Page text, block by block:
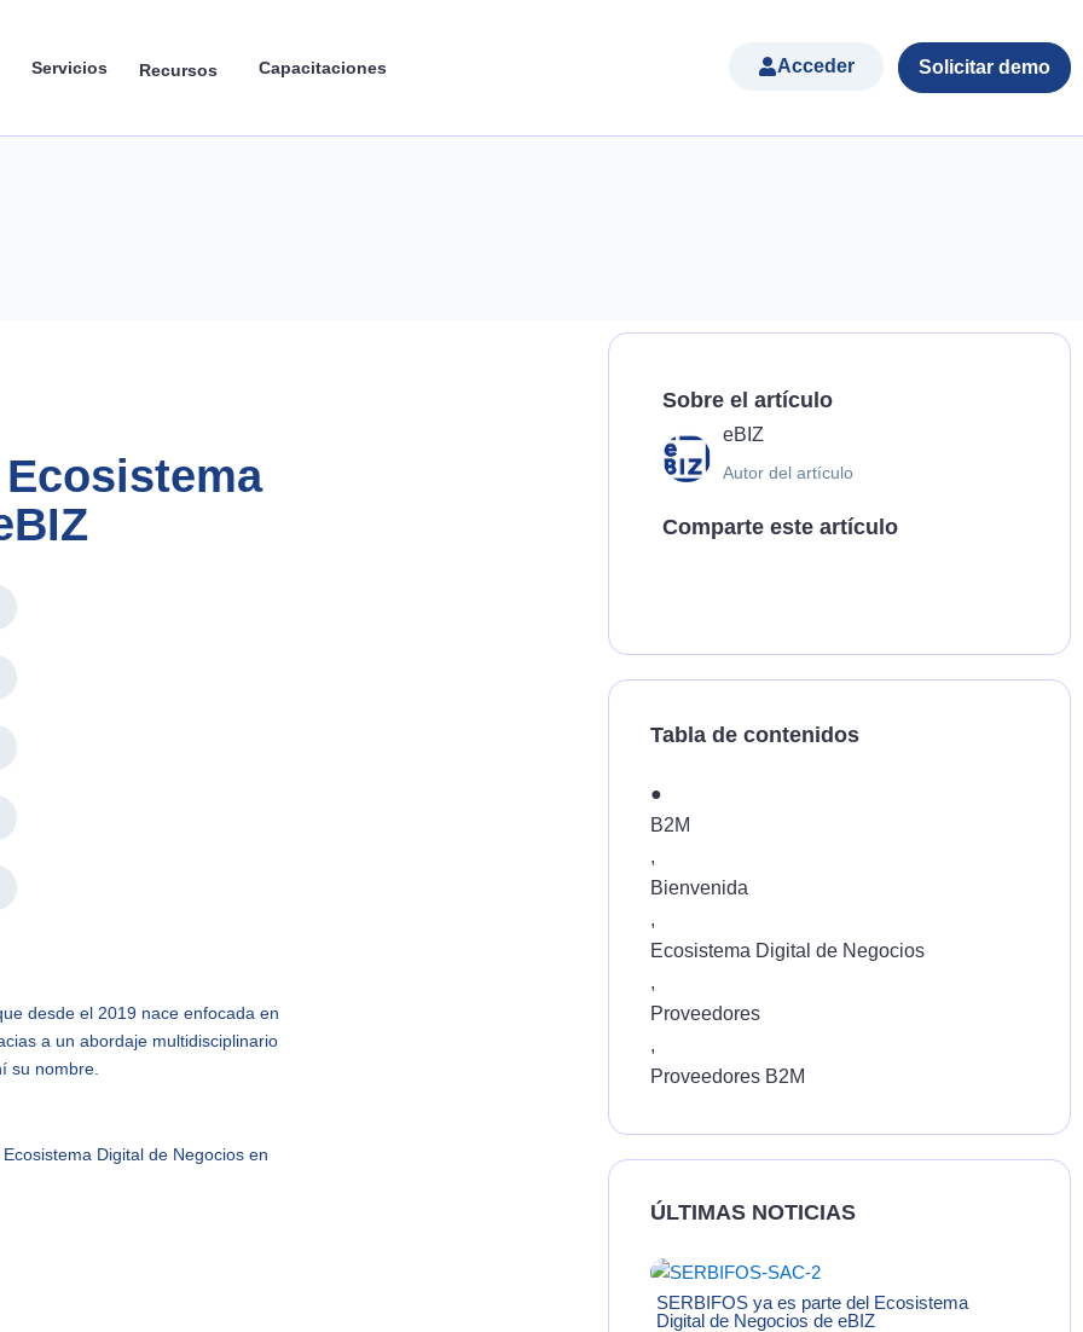
Servicios Recursos Capacitaciones Acceder Solicitar demo
desde el 2019 nace enfocada en
a un abordaje multidisciplinario
su nombre.
Digital de Negocios en
Sobre el artículo
eBIZ
Autor del artículo
Comparte este artículo
Tabla de contenidos
●
B2M
,
Bienvenida
,
Ecosistema Digital de Negocios
,
Proveedores
,
Proveedores B2M
ÚLTIMAS NOTICIAS
SERBIFOS ya es parte del Ecosistema
Digital de Negocios de eBIZ